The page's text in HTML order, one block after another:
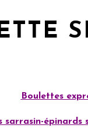
Boulettes
sarrasin-épinards